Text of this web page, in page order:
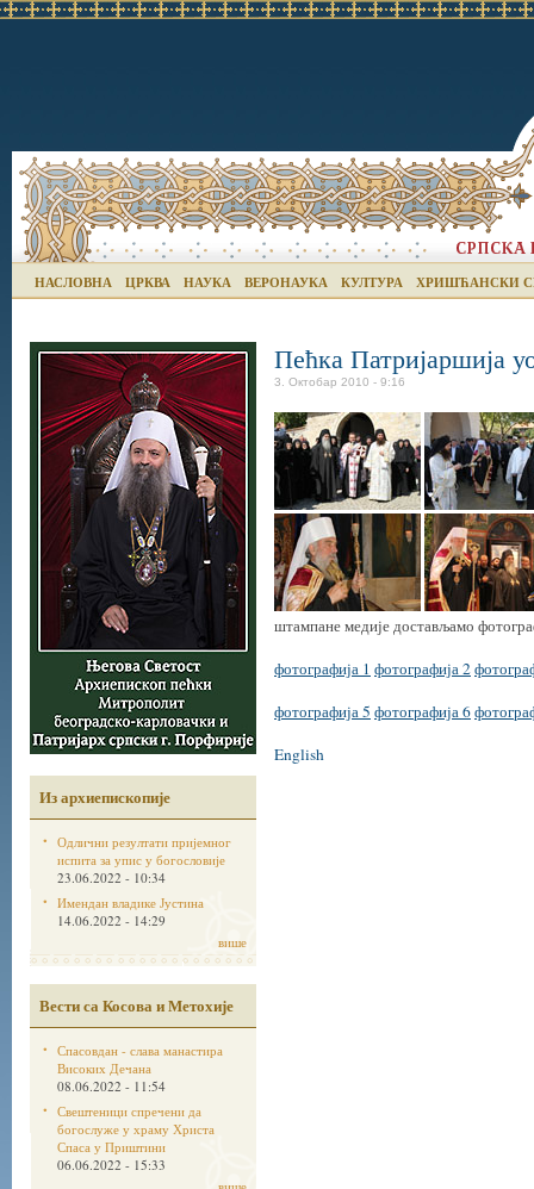
НАСЛОВНА ЦРКВА НАУКА ВЕРОНАУКА КУЛТУРА ХРИШЋАНСКИ
Из архиепископије
Одлични резултати пријемног
испита за упис у богословије
23.06.2022 - 10:34
Имендан владике Јустина
14.06.2022 - 14:29
више
Вести са Косова и Метохије
Спасовдан - слава манастира
Високих Дечана
08.06.2022 - 11:54
Свештеници спречени да
богослуже у храму Христа
Спаса у Приштини
06.06.2022 - 15:33
Пећка Патријаршија
3. Октобар 2010 - 9:16
штампане медије достављамо
фотографија 1 фотографија 2
фотографија 5 фотографија 6
English